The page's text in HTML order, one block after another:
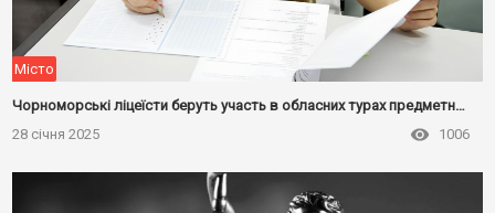
Місто
Чорноморські ліцеїсти беруть участь в обласних турах предметних олімпіад: які результати вже відомі
28 січня 2025
1006